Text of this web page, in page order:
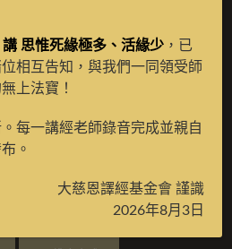
開示 > 真如老師 > 廣海明月
明月
講 思惟死緣極多、活緣少 ，已
相互告知，與我們一同領受師
上法寶！
每一講經老師錄音完成並親自
。
大慈恩譯經基金會 謹識
2026年8月3日